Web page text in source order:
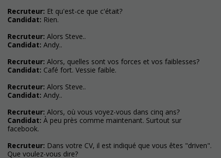
Recruteur: Et qu'est-ce que c'était?
Candidat: Rien.
Recruteur: Alors Steve..
Candidat: Andy..
Recruteur: Alors, quelles sont vos forces et vos faiblesses?
Candidat: Café fort. Vessie faible.
Recruteur: Alors Steve..
Candidat: Andy..
Recruteur: Alors, où vous voyez-vous dans cinq ans?
Candidat: À peu près comme maintenant. Surtout sur
facebook.
Recruteur: Dans votre CV, il est indiqué que vous êtes "driven".
Que voulez-vous dire?